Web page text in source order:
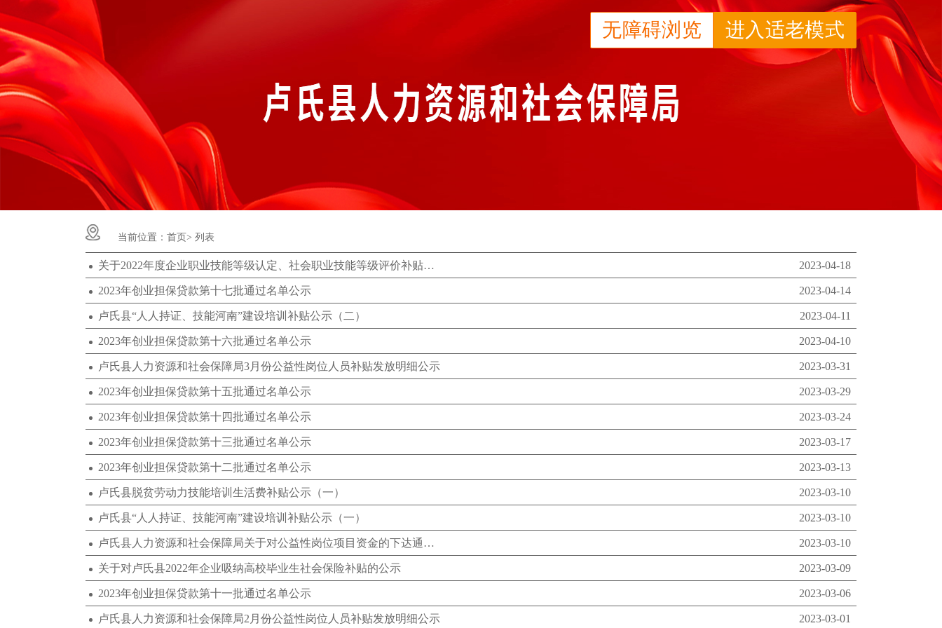
无障碍浏览 进入适老模式
当前位置： 首页> 列表
关于2022年度企业职业技能等级认定、社会职业技能等级评价补贴公示 2023-04-18
2023年创业担保贷款第十七批通过名单公示 2023-04-14
卢氏县“人人持证、技能河南”建设培训补贴公示（二） 2023-04-11
2023年创业担保贷款第十六批通过名单公示 2023-04-10
卢氏县人力资源和社会保障局3月份公益性岗位人员补贴发放明细公示 2023-03-31
2023年创业担保贷款第十五批通过名单公示 2023-03-29
2023年创业担保贷款第十四批通过名单公示 2023-03-24
2023年创业担保贷款第十三批通过名单公示 2023-03-17
2023年创业担保贷款第十二批通过名单公示 2023-03-13
卢氏县脱贫劳动力技能培训生活费补贴公示（一） 2023-03-10
卢氏县“人人持证、技能河南”建设培训补贴公示（一） 2023-03-10
卢氏县人力资源和社会保障局关于对公益性岗位项目资金的下达通知公示（一） 2023-03-10
关于对卢氏县2022年企业吸纳高校毕业生社会保险补贴的公示 2023-03-09
2023年创业担保贷款第十一批通过名单公示 2023-03-06
卢氏县人力资源和社会保障局2月份公益性岗位人员补贴发放明细公示 2023-03-01